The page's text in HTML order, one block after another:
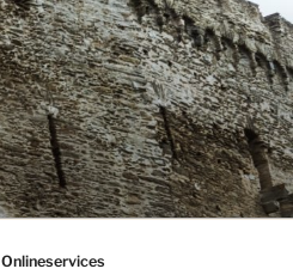
Onlineservices